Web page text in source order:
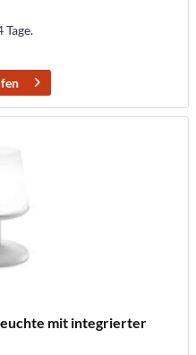
mit integrierter